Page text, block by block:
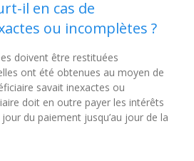
il en cas de
ou incomplètes ?
doivent être restituées
ont été obtenues au moyen de
savait inexactes ou
doit en outre payer les intérêts
du paiement jusqu’au jour de la